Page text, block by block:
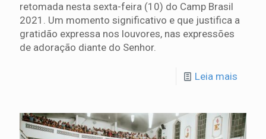
retomada nesta sexta-feira (10) do Camp Brasil
2021. Um momento significativo e que justifica a
gratidão expressa nos louvores, nas expressões
de adoração diante do Senhor.
Leia mais